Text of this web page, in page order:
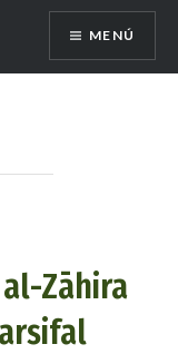
MENÚ
Zāhira